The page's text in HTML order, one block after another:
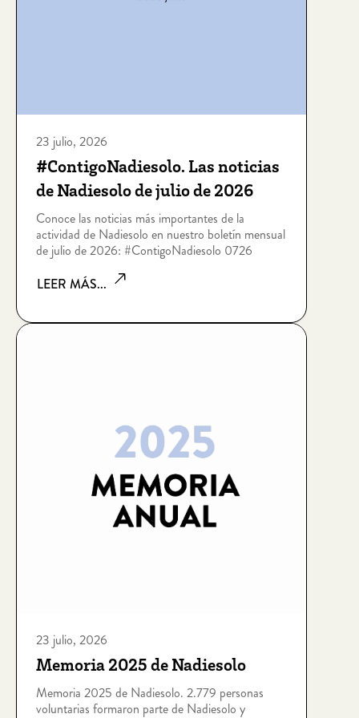
23 julio, 2026
#ContigoNadiesolo. Las noticias
de Nadiesolo de julio de 2026
Conoce las noticias más importantes de la
actividad de Nadiesolo en nuestro boletín mensual
de julio de 2026: #ContigoNadiesolo 0726
LEER MÁS...
23 julio, 2026
Memoria 2025 de Nadiesolo
Memoria 2025 de Nadiesolo. 2.779 personas
voluntarias formaron parte de Nadiesolo y